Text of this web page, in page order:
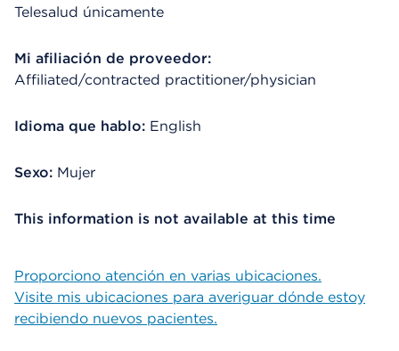
Telesalud únicamente
Mi afiliación de proveedor:
Affiliated/contracted practitioner/physician
Idioma que hablo: English
Sexo: Mujer
This information is not available at this time
Proporciono atención en varias ubicaciones.
Visite mis ubicaciones para averiguar dónde estoy
recibiendo nuevos pacientes.